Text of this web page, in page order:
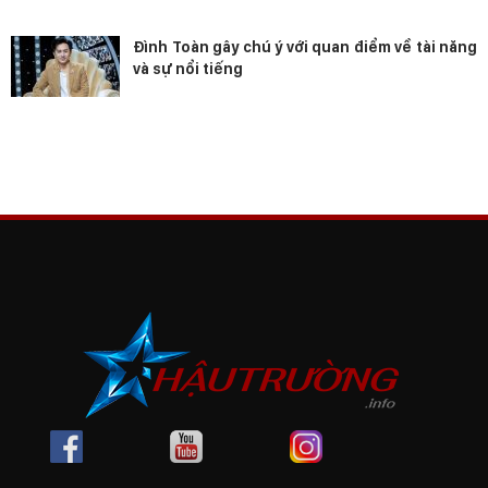
Đình Toàn gây chú ý với quan điểm về tài năng
và sự nổi tiếng